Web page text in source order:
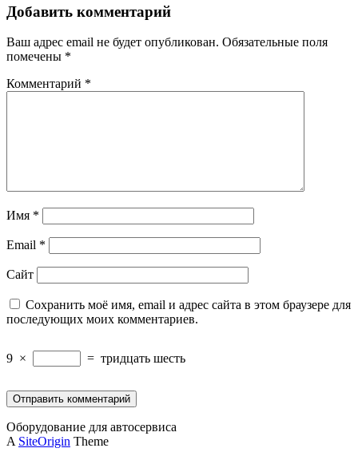
Добавить комментарий
Ваш адрес email не будет опубликован. Обязательные поля
помечены *
Комментарий *
Имя *
Email *
Сайт
Сохранить моё имя, email и адрес сайта в этом браузере для
последующих моих комментариев.
9 × = тридцать шесть
Оборудование для автосервиса
A SiteOrigin Theme